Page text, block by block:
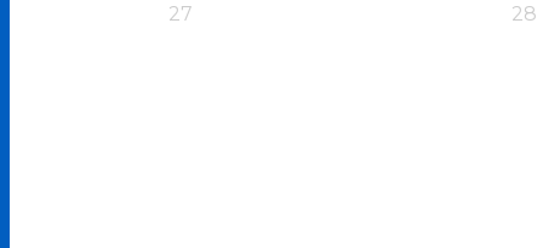
27 28